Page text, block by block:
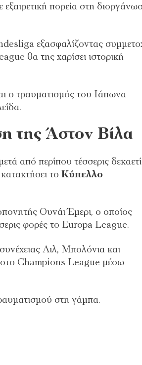
πορεία στη
εξασφαλίζοντας
θα της χαρίσει ιστορική
ο τραυματισμός του Ιάπωνα
της Άστον Βίλα
από περίπου τέσσερις
το Κύπελλο
Ουνάι Έμερι, ο οποίος
φορές το Europa League.
Λιλ, Μπολόνια και
στο Champions League μέσω
στη γάμπα.